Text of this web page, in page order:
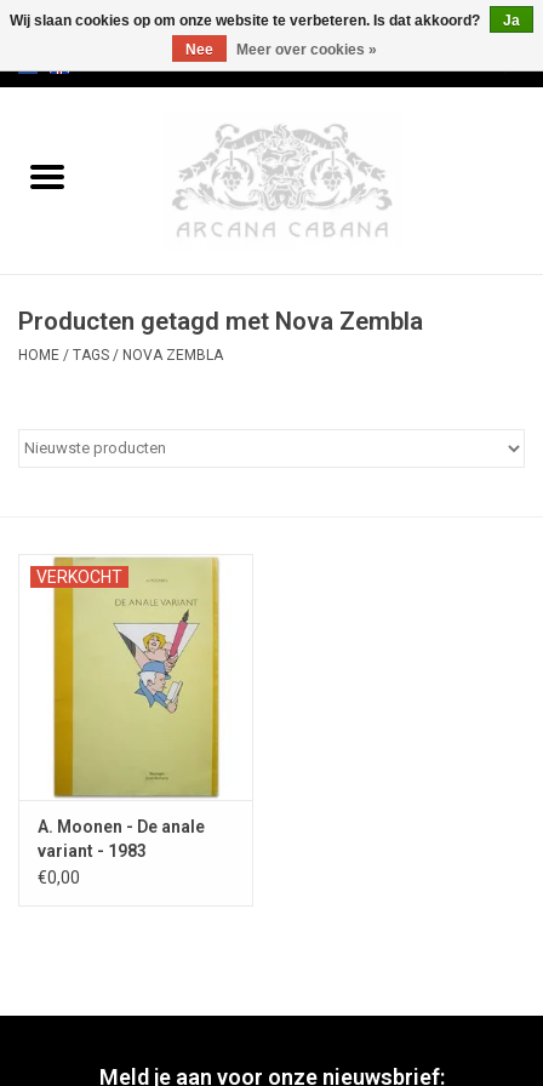
Oud & Zeldzaam
Erotica
Categorieën
Producten getagd met Nova Zembla
HOME / TAGS / NOVA ZEMBLA
VERKOCHT
A. Moonen - De anale
variant - 1983
€0,00
Meld je aan voor onze nieuwsbrief:
Wij slaan cookies op om onze website te verbeteren. Is dat akkoord?
Ja
Nee
Meer over cookies »